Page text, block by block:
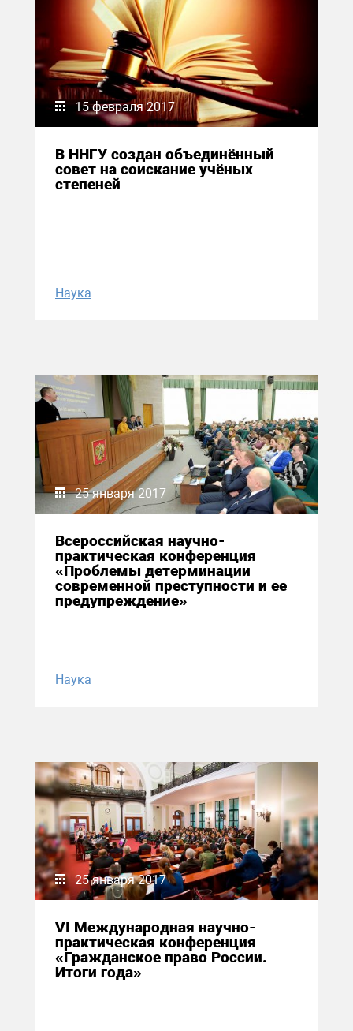
15 февраля 2017
В ННГУ создан объединённый
совет на соискание учёных
степеней
Наука
25 января 2017
Всероссийская научно-
практическая конференция
«Проблемы детерминации
современной преступности и ее
предупреждение»
Наука
25 января 2017
VI Международная научно-
практическая конференция
«Гражданское право России.
Итоги года»